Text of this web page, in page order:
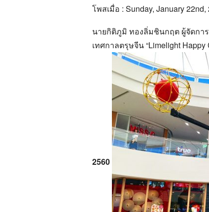
โพสเมื่อ : Sunday, January 22nd,
นายกิติภูมิ ทองลิ่มชินกฤต ผู้จัดกา
เทศกาลตรุษจีน“Limelight Happy
2560